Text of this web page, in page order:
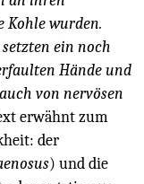
Kohle wurden.
ein noch
Hände und
von nervösen
erwähnt zum
der
) und die